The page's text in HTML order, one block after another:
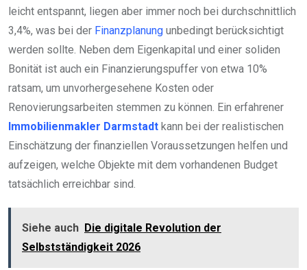
leicht entspannt, liegen aber immer noch bei durchschnittlich
3,4%, was bei der Finanzplanung unbedingt berücksichtigt
werden sollte. Neben dem Eigenkapital und einer soliden
Bonität ist auch ein Finanzierungspuffer von etwa 10%
ratsam, um unvorhergesehene Kosten oder
Renovierungsarbeiten stemmen zu können. Ein erfahrener
Immobilienmakler Darmstadt kann bei der realistischen
Einschätzung der finanziellen Voraussetzungen helfen und
aufzeigen, welche Objekte mit dem vorhandenen Budget
tatsächlich erreichbar sind.
Siehe auch Die digitale Revolution der
Selbstständigkeit 2026